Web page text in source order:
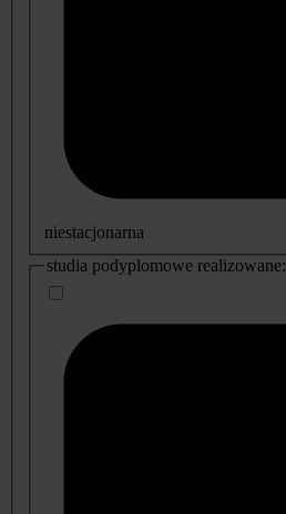
niestacjonarna
studia podyplomowe realizowane: